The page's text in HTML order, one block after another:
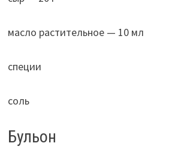
масло растительное — 10 мл
специи
соль
Бульон